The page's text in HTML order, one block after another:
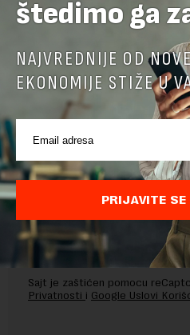
Pre slanja komentara, molimo
pravilima komentarisanja i
Sajt je zaštićen pomocu
Privatnosti i Google Uslovi
štedimo ga
NAJVREDNIJE OD
EKONOMIJE STIŽE U
PRIJAVITE SE